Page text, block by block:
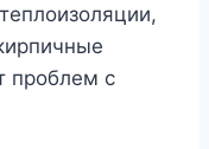
проблем с